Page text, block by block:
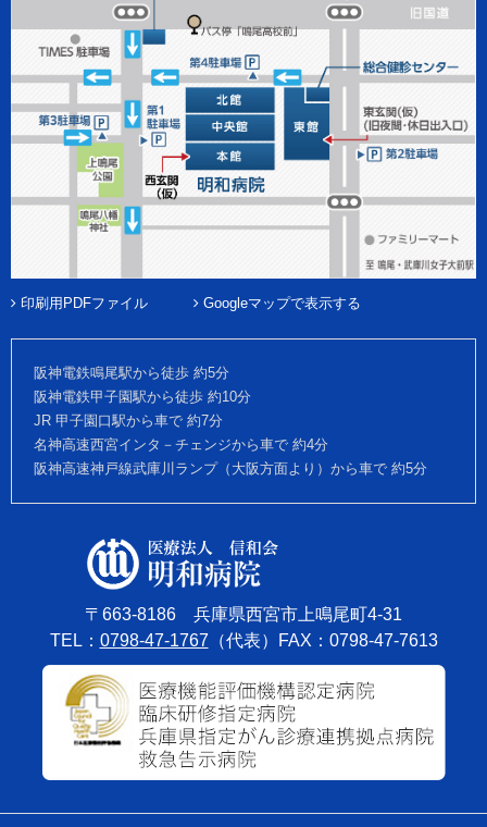
印刷用PDFファイル Googleマップで表示する
阪神電鉄鳴尾駅から徒歩 約5分
阪神電鉄甲子園駅から徒歩 約10分
JR 甲子園口駅から車で 約7分
名神高速西宮インタ－チェンジから車で 約4分
阪神高速神戸線武庫川ランプ（大阪方面より）から車で 約5分
〒663-8186 兵庫県西宮市上鳴尾町4-31
TEL： 0798-47-1767 （代表）FAX：0798-47-7613